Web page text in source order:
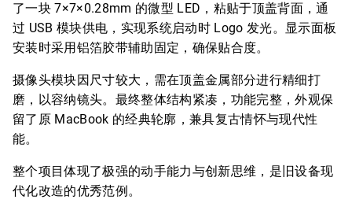
了一块 7×7×0.28mm 的微型 LED，粘贴于顶盖背面，通
过 USB 模块供电，实现系统启动时 Logo 发光。显示面板
安装时采用铝箔胶带辅助固定，确保贴合度。
摄像头模块因尺寸较大，需在顶盖金属部分进行精细打
磨，以容纳镜头。最终整体结构紧凑，功能完整，外观保
留了原 MacBook 的经典轮廓，兼具复古情怀与现代性
能。
整个项目体现了极强的动手能力与创新思维，是旧设备现
代化改造的优秀范例。